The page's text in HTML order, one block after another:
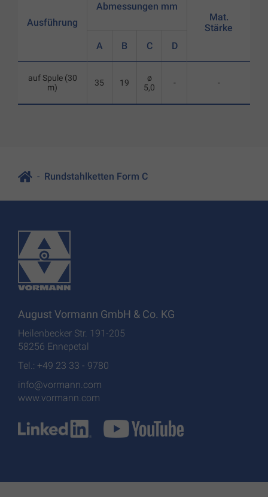
Ausführung
auf Spule (30
m)
Abmessungen mm
A B C D
35 19
ø
5,0
-
Mat.
Stärke
-
Rundstahlketten Form C
August Vormann GmbH & Co. KG
Heilenbecker Str. 191-205
58256 Ennepetal
Tel.: +49 23 33 - 9780
info@vormann.com
www.vormann.com